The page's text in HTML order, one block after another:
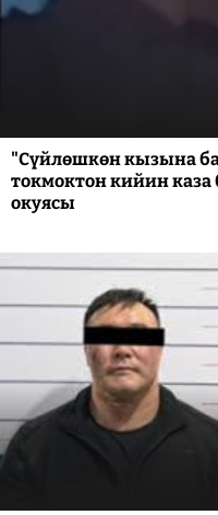
"Сүйлөшкөн кызына
токмоктон кийин
окуясы